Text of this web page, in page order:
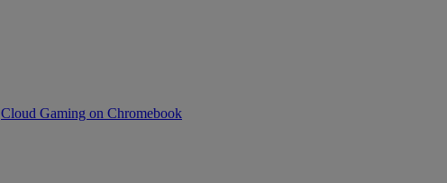
Cloud Gaming on Chromebook